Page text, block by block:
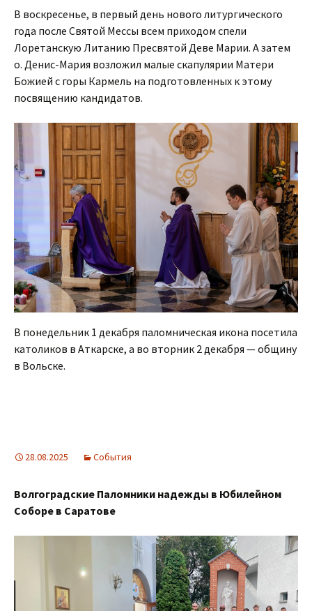
В воскресенье, в первый день нового литургического
года после Святой Мессы всем приходом спели
Лоретанскую Литанию Пресвятой Деве Марии. А затем
о. Денис-Мария возложил малые скапулярии Матери
Божией с горы Кармель на подготовленных к этому
посвящению кандидатов.
В понедельник 1 декабря паломническая икона посетила
католиков в Аткарске, а во вторник 2 декабря — общину
в Вольске.
28.08.2025 События
Волгоградские Паломники надежды в Юбилейном
Соборе в Саратове